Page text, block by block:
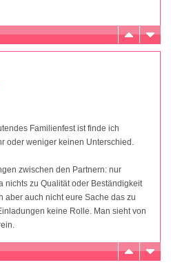
Familienfest ist finde ich
oder weniger keinen Unterschied.
zwischen den Partnern: nur
nichts zu Qualität oder Beständigkeit
aber auch nicht eure Sache das zu
keine Rolle. Man sieht von